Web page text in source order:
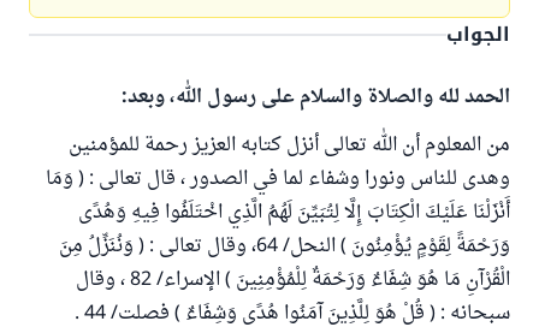
الجواب
الحمد لله والصلاة والسلام على رسول الله، وبعد:
من المعلوم أن الله تعالى أنزل كتابه العزيز رحمة للمؤمنين
وهدى للناس ونورا وشفاء لما في الصدور ، قال تعالى : ( وَمَا
أَنْزَلْنَا عَلَيْكَ الْكِتَابَ إِلَّا لِتُبَيِّنَ لَهُمُ الَّذِي اخْتَلَفُوا فِيهِ وَهُدًى
وَرَحْمَةً لِقَوْمٍ يُؤْمِنُونَ ) النحل/ 64، وقال تعالى : ( وَنُنَزِّلُ مِنَ
الْقُرْآنِ مَا هُوَ شِفَاءٌ وَرَحْمَةٌ لِلْمُؤْمِنِينَ ) الإسراء/ 82 ، وقال
سبحانه : ( قُلْ هُوَ لِلَّذِينَ آمَنُوا هُدًى وَشِفَاءٌ ) فصلت/ 44 .